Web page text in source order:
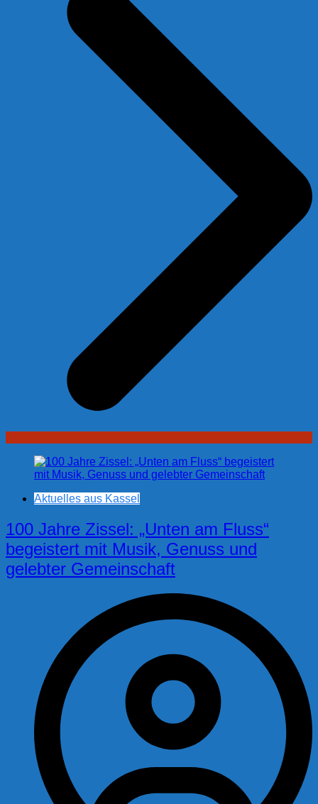
Aktuelles aus Kassel
100 Jahre Zissel: „Unten am Fluss“
begeistert mit Musik, Genuss und
gelebter Gemeinschaft